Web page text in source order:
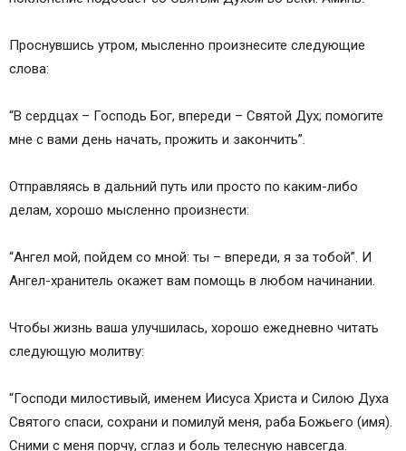
Проснувшись утром, мысленно произнесите следующие
слова:
“В сердцах – Господь Бог, впереди – Святой Дух; помогите
мне с вами день начать, прожить и закончить”.
Отправляясь в дальний путь или просто по каким-либо
делам, хорошо мысленно произнести:
“Ангел мой, пойдем со мной: ты – впереди, я за тобой”. И
Ангел-хранитель окажет вам помощь в любом начинании.
Чтобы жизнь ваша улучшилась, хорошо ежедневно читать
следующую молитву:
“Господи милостивый, именем Иисуса Христа и Силою Духа
Святого спаси, сохрани и помилуй меня, раба Божьего (имя).
Сними с меня порчу, сглаз и боль телесную навсегда.